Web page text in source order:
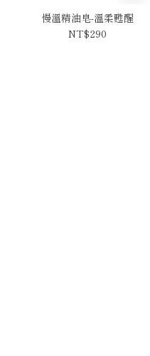
慢溫精油皂-溫柔甦醒
NT$290